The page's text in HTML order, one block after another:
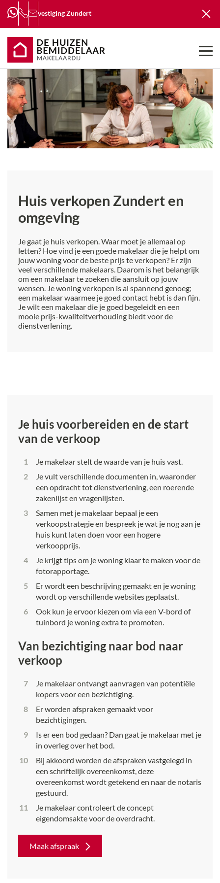
vestigingZundert
Huis verkopen Zundert en
omgeving
Je gaat je huis verkopen. Waar moet je allemaal op
letten? Hoe vind je een goede makelaar die je helpt om
jouw woning voor de beste prijs te verkopen? Er zijn
veel verschillende makelaars. Daarom is het belangrijk
om een makelaar te zoeken die aansluit op jouw
wensen. Je woning verkopen is al spannend genoeg;
een makelaar waarmee je goed contact hebt is dan fijn.
Je wilt een makelaar die je goed begeleidt en een
mooie prijs-kwaliteitverhouding biedt voor de
dienstverlening.
Je huis voorbereiden en de start
van de verkoop
Je makelaar stelt de waarde van je huis vast.
Je vult verschillende documenten in, waaronder
een opdracht tot dienstverlening, een roerende
zakenlijst en vragenlijsten.
Samen met je makelaar bepaal je een
verkoopstrategie en bespreek je wat je nog aan je
huis kunt laten doen voor een hogere
verkoopprijs.
Je krijgt tips om je woning klaar te maken voor de
fotorapportage.
Er wordt een beschrijving gemaakt en je woning
wordt op verschillende websites geplaatst.
Ook kun je ervoor kiezen om via een V-bord of
tuinbord je woning extra te promoten.
Van bezichtiging naar bod naar
verkoop
Je makelaar ontvangt aanvragen van potentiële
kopers voor een bezichtiging.
Er worden afspraken gemaakt voor
bezichtigingen.
Is er een bod gedaan? Dan gaat je makelaar met je
in overleg over het bod.
Bij akkoord worden de afspraken vastgelegd in
een schriftelijk overeenkomst, deze
overeenkomst wordt getekend en naar de notaris
gestuurd.
Je makelaar controleert de concept
eigendomsakte voor de overdracht.
Maak afspraak